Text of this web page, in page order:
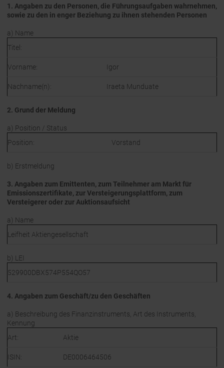
1. Angaben zu den Personen, die Führungsaufgaben wahrnehmen,
sowie zu den in enger Beziehung zu ihnen stehenden Personen
a) Name
Titel:
Vorname: Igor
Nachname(n): Iraeta Munduate
2. Grund der Meldung
a) Position / Status
Position:
Vorstand
b) Erstmeldung
3. Angaben zum Emittenten, zum Teilnehmer am Markt für
Emissionszertifikate, zur Versteigerungsplattform, zum
Versteigerer oder zur Auktionsaufsicht
a) Name
Leifheit Aktiengesellschaft
b) LEI
529900DBX574P554QO57
4. Angaben zum Geschäft/zu den Geschäften
a) Beschreibung des Finanzinstruments, Art des Instruments,
Kennung
Art:
Aktie
ISIN: DE0006464506